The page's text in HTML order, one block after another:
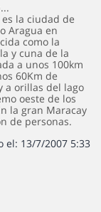
la ciudad de
Aragua en
como la
y cuna de la
a unos 100km
60Km de
a orillas del lago
oeste de los
la gran Maracay
de personas.
el: 13/7/2007 5:33